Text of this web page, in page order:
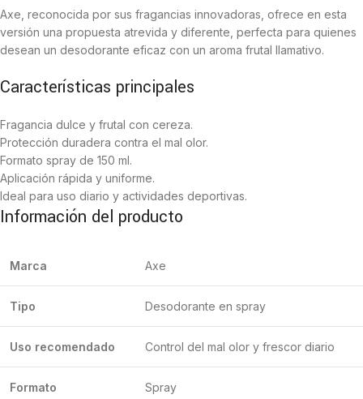
Axe, reconocida por sus fragancias innovadoras, ofrece en esta
versión una propuesta atrevida y diferente, perfecta para quienes
desean un desodorante eficaz con un aroma frutal llamativo.
Características principales
Fragancia dulce y frutal con cereza.
Protección duradera contra el mal olor.
Formato spray de 150 ml.
Aplicación rápida y uniforme.
Ideal para uso diario y actividades deportivas.
Información del producto
Marca Axe
Tipo Desodorante en spray
Uso recomendado Control del mal olor y frescor diario
Formato Spray